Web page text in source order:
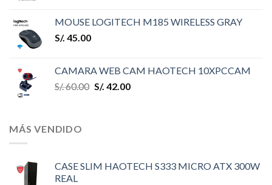
MOUSE LOGITECH M185 WIRELESS GRAY
S/. 45.00
CAMARA WEB CAM HAOTECH 10XPCCAM
S/.60.00 S/. 42.00
MÁS VENDIDO
CASE SLIM HAOTECH S333 MICRO ATX 300W
REAL